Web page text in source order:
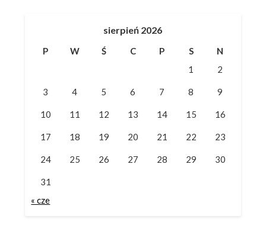
sierpień 2026
P W Ś C P S
N
1
2
3 4 5 6 7 8 9
10 11 12 13 14 15 16
17 18 19 20 21 22 23
24 25 26 27 28 29 30
31
« cze